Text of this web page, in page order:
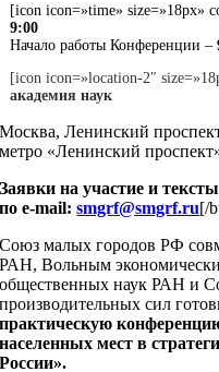
[icon icon=»time» size=»18px»
9:00
Начало работы Конференции –
[icon icon=»location-2″
академия наук
Москва, Ленинский
метро «Ленинский
Заявки на участие и
по e-mail:smgrf@smgrf.ru[/
Союз малых городов РФ
РАН, Вольным
общественных наук РАН и
производительных сил
практическую
населенных мест в
России».